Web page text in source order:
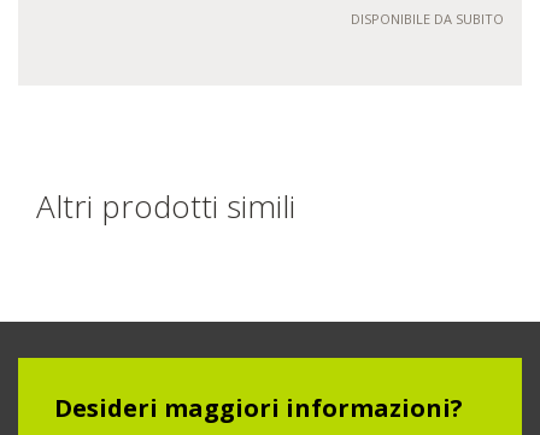
DISPONIBILE DA SUBITO
Altri prodotti simili
Desideri maggiori informazioni?